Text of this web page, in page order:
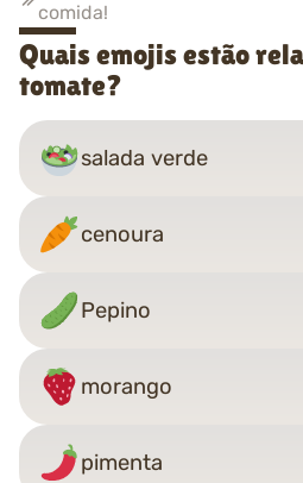
comida!
Quais emojis estão
tomate?
salada verde
cenoura
Pepino
morango
pimenta